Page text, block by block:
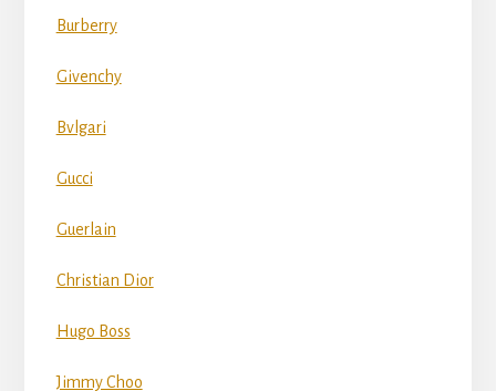
Burberry
Givenchy
Bvlgari
Gucci
Guerlain
Christian Dior
Hugo Boss
Jimmy Choo